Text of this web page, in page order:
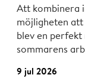
Att kombinera
möjligheten
blev en
sommarens
9 jul 2026